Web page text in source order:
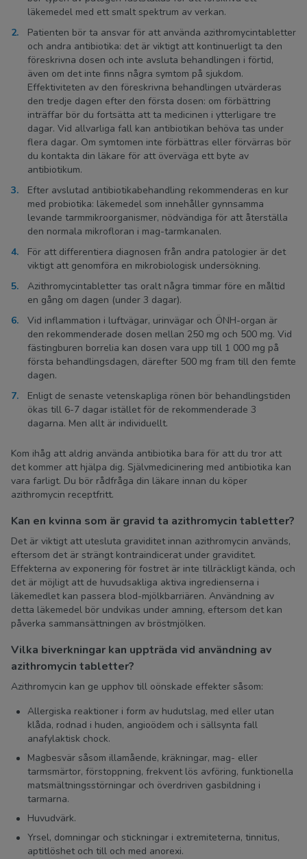
läkemedel med ett smalt spektrum av verkan.
Patienten bör ta ansvar för att använda azithromycintabletter
och andra antibiotika: det är viktigt att kontinuerligt ta den
föreskrivna dosen och inte avsluta behandlingen i förtid,
även om det inte finns några symtom på sjukdom.
Effektiviteten av den föreskrivna behandlingen utvärderas
den tredje dagen efter den första dosen: om förbättring
inträffar bör du fortsätta att ta medicinen i ytterligare tre
dagar. Vid allvarliga fall kan antibiotikan behöva tas under
flera dagar. Om symtomen inte förbättras eller förvärras bör
du kontakta din läkare för att överväga ett byte av
antibiotikum.
Efter avslutad antibiotikabehandling rekommenderas en kur
med probiotika: läkemedel som innehåller gynnsamma
levande tarmmikroorganismer, nödvändiga för att återställa
den normala mikrofloran i mag-tarmkanalen.
För att differentiera diagnosen från andra patologier är det
viktigt att genomföra en mikrobiologisk undersökning.
Azithromycintabletter tas oralt några timmar före en måltid
en gång om dagen (under 3 dagar).
Vid inflammation i luftvägar, urinvägar och ÖNH-organ är
den rekommenderade dosen mellan 250 mg och 500 mg. Vid
fästingburen borrelia kan dosen vara upp till 1 000 mg på
första behandlingsdagen, därefter 500 mg fram till den femte
dagen.
Enligt de senaste vetenskapliga rönen bör behandlingstiden
ökas till 6-7 dagar istället för de rekommenderade 3
dagarna. Men allt är individuellt.
Kom ihåg att aldrig använda antibiotika bara för att du tror att
det kommer att hjälpa dig. Självmedicinering med antibiotika kan
vara farligt. Du bör rådfråga din läkare innan du köper
azithromycin receptfritt.
Kan en kvinna som är gravid ta azithromycin tabletter?
Det är viktigt att utesluta graviditet innan azithromycin används,
eftersom det är strängt kontraindicerat under graviditet.
Effekterna av exponering för fostret är inte tillräckligt kända, och
det är möjligt att de huvudsakliga aktiva ingredienserna i
läkemedlet kan passera blod-mjölkbarriären. Användning av
detta läkemedel bör undvikas under amning, eftersom det kan
påverka sammansättningen av bröstmjölken.
Vilka biverkningar kan uppträda vid användning av
azithromycin tabletter?
Azithromycin kan ge upphov till oönskade effekter såsom:
Allergiska reaktioner i form av hudutslag, med eller utan
klåda, rodnad i huden, angioödem och i sällsynta fall
anafylaktisk chock.
Magbesvär såsom illamående, kräkningar, mag- eller
tarmsmärtor, förstoppning, frekvent lös avföring, funktionella
matsmältningsstörningar och överdriven gasbildning i
tarmarna.
Huvudvärk.
Yrsel, domningar och stickningar i extremiteterna, tinnitus,
aptitlöshet och till och med anorexi.